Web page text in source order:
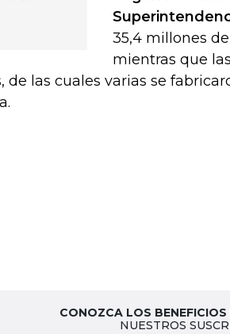
35,4 millones
mientras que
de las cuales varias se
CONOZCA LOS
NUESTROS